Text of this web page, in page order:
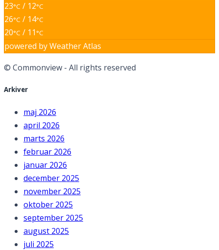
23°C / 12°C
26°C / 14°C
20°C / 11 °C
powered byWeather Atlas
© Commonview - All rights reserved
Arkiver
maj 2026
april 2026
marts 2026
februar 2026
januar 2026
december 2025
november 2025
oktober 2025
september 2025
august 2025
juli 2025